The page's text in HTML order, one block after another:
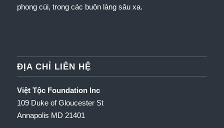
phong cùi, trong các buôn làng sâu xa.
ĐỊA CHỈ LIÊN HỆ
Việt Tộc Foundation Inc
109 Duke of Gloucester St
Annapolis MD 21401